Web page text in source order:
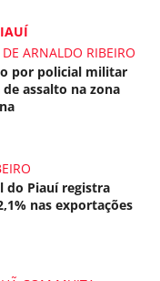
ARNALDO RIBEIRO
por policial militar
assalto na zona
do Piauí registra
nas exportações